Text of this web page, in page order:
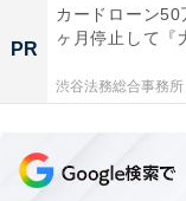
PR
カードローン
ヶ月停止して『
渋谷法務総合事務所